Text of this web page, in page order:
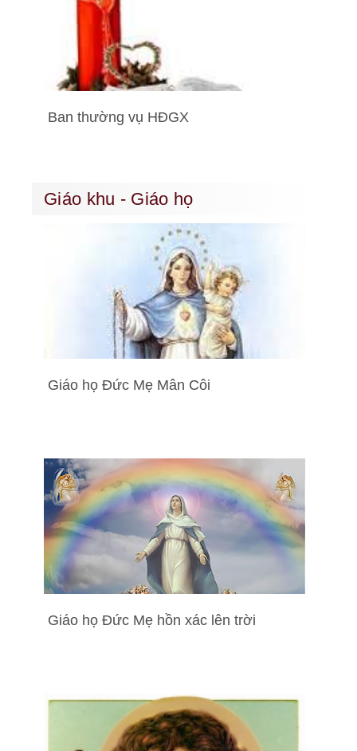
Ban thường vụ HĐGX
Giáo khu - Giáo họ
Giáo họ Đức Mẹ Mân Côi
Giáo họ Đức Mẹ hồn xác lên trời